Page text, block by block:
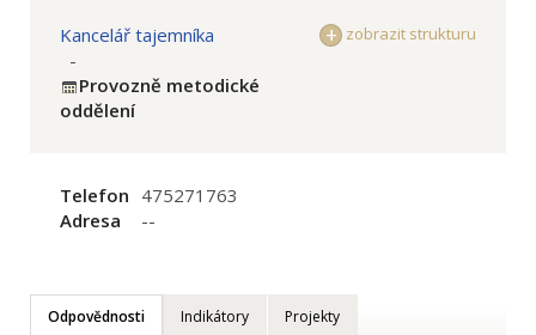
zobrazit strukturu
Kancelář tajemníka
-
Provozně metodické
oddělení
Telefon 475271763
Adresa
--
Odpovědnosti Indikátory Projekty